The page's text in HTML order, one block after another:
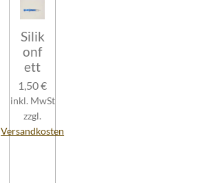
Silik
onf
ett
1,50 €
inkl. MwSt
zzgl.
Versandkosten